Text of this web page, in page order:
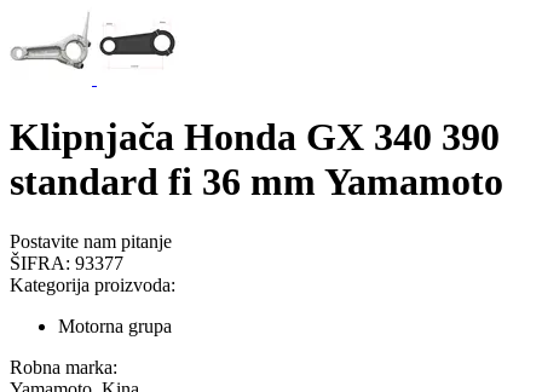
Klipnjača Honda GX 340 390
standard fi 36 mm Yamamoto
Postavite nam pitanje
ŠIFRA: 93377
Kategorija proizvoda:
Motorna grupa
Robna marka: